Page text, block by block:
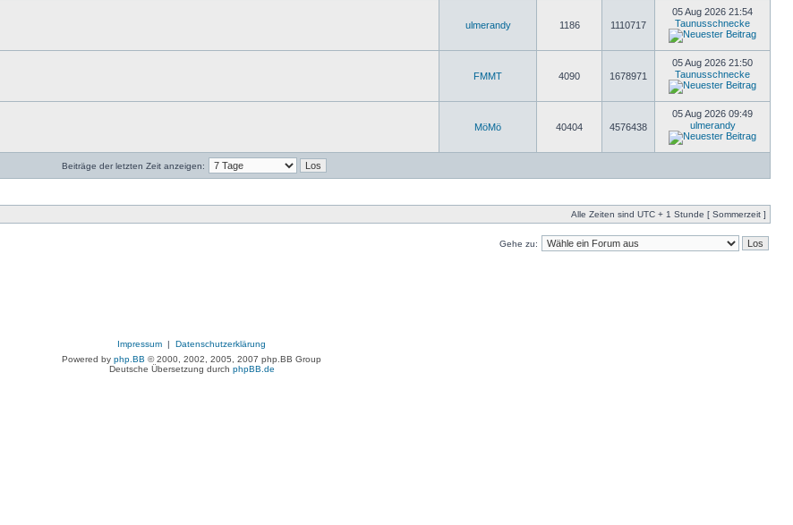
ulmerandy 1186 1110717
05 Aug 2026 21:54
Taunusschnecke
FMMT 4090 1678971
05 Aug 2026 21:50
Taunusschnecke
MöMö 40404 4576438
05 Aug 2026 09:49
ulmerandy
Beiträge der letzten Zeit anzeigen:
Alle Zeiten sind UTC + 1 Stunde [ Sommerzeit ]
Gehe zu:
Impressum | Datenschutzerklärung
Powered by php.BB © 2000, 2002, 2005, 2007 php.BB Group
Deutsche Übersetzung durch phpBB.de